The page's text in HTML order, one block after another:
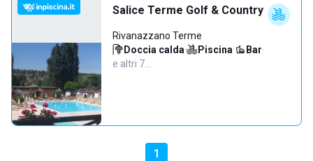
Salice Terme Golf & Country
Rivanazzano Terme
Doccia calda· Piscina· Bar·
e altri 7…
1